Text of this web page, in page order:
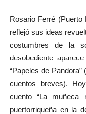
Rosario Ferré (Puerto
reflejó sus ideas
costumbres de la
desobediente
“Papeles de
cuentos breves).
cuento “La
puertorriqueña en la